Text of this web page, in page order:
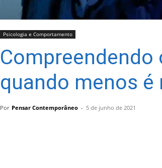
Psicologia e Comportamento
quando menos é
Por Pensar Contemporâneo - 5 de junho de 2021